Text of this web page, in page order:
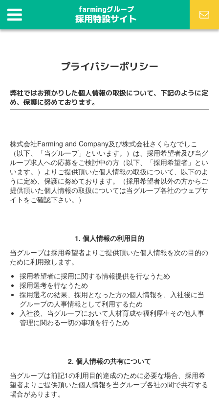
farmingグループ
採用特設サイト
プライバシーポリシー
弊社ではお預かりした個人情報の取扱について、下記のように定
め、保護に努めております。
株式会社Farming and Company及び株式会社さくらなでしこ
（以下、「当グループ」といいます。）は、採用希望者及び当グ
ループ求人への応募をご検討中の方（以下、「採用希望者」とい
います。）よりご提供頂いた個人情報の取扱について、以下のよ
うに定め、保護に努めております。（採用希望者以外の方からご
提供頂いた個人情報の取扱については当グループ各社のウェブサ
イトをご確認下さい。）
1. 個人情報の利用目的
当グループは採用希望者よりご提供頂いた個人情報を次の目的の
ために利用致します。
採用希望者に採用に関する情報提供を行なうため
採用選考を行なうため
採用選考の結果、採用となった方の個人情報を、入社後に当
グループの人事情報として利用するため
入社後、当グループにおいて人材育成や福利厚生その他人事
管理に関わる一切の事項を行うため
2. 個人情報の共有について
当グループは前記1の利用目的達成のために必要な場合、採用希
望者よりご提供頂いた個人情報を当グループ各社の間で共有する
場合があります。